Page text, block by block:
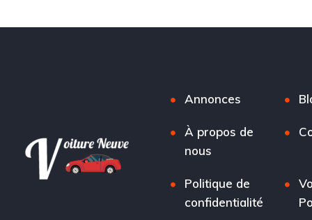
Annonces
À propos de
nous
Politique de
confidentialité